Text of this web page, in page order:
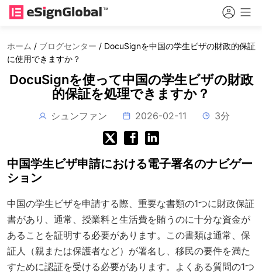
ホーム / ブログセンター / DocuSignを中国の学生ビザの財政的保証
に使用できますか？
DocuSignを使って中国の学生ビザの財政
的保証を処理できますか？
シュンファン 2026-02-11 3分
中国学生ビザ申請における電子署名のナビゲー
ション
中国の学生ビザを申請する際、重要な書類の1つに財政保証
書があり、通常、授業料と生活費を賄うのに十分な資金が
あることを証明する必要があります。この書類は通常、保
証人（親または保護者など）が署名し、移民の要件を満た
すために認証を受ける必要があります。よくある質問の1つ